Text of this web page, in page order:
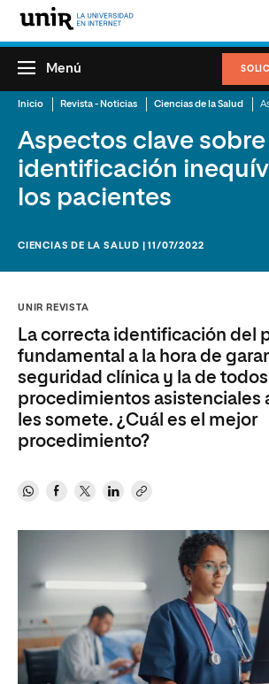
Menú
Inicio Revista - Noticias Ciencias de la Salud
Aspectos clave sobre
identificación
los pacientes
CIENCIAS DE LA SALUD | 11/07/2022
UNIR REVISTA
La correcta identificación del
fundamental a la hora de
seguridad clínica y la de
procedimientos asistenciales
les somete. ¿Cuál es el mejor
procedimiento?